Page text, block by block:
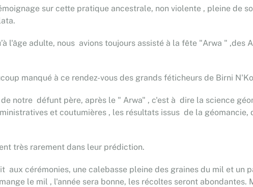
sur cette pratique ancestrale, non violente , pleine de
l'âge adulte, nous avions toujours assisté à la fête "Arwa " ,des
manqué à ce rendez-vous des grands féticheurs de Birni
notre défunt père, après le " Arwa" , c'est à dire la science
et coutumières , les résultats issus de la
très rarement dans leur prédiction.
aux cérémonies, une calebasse pleine des graines du mil et un
le mil , l'année sera bonne, les récoltes seront abondantes.